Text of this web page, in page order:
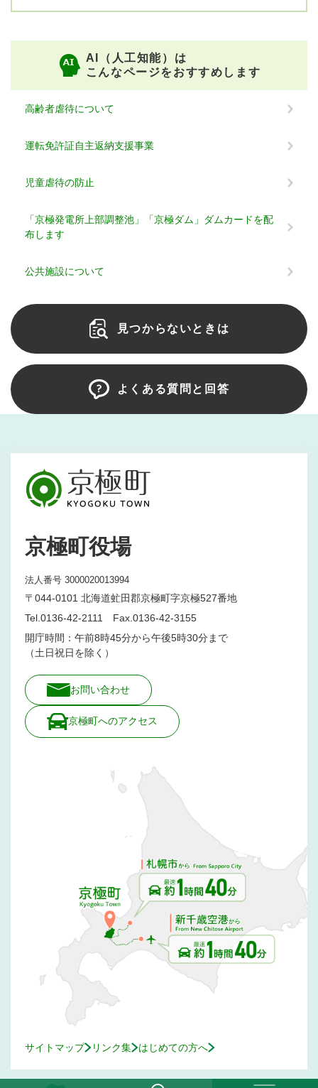
AI（人工知能）は
こんなページをおすすめします
高齢者虐待について
運転免許証自主返納支援事業
児童虐待の防止
「京極発電所上部調整池」「京極ダム」ダムカードを配
布します
公共施設について
見つからないときは
よくある質問と回答
京極町役場
法人番号 3000020013994
〒044-0101 北海道虻田郡京極町字京極527番地
Tel.0136-42-2111 Fax.0136-42-3155
開庁時間：午前8時45分から午後5時30分まで
（土日祝日を除く）
お問い合わせ
京極町へのアクセス
サイトマップ リンク集 はじめての方へ